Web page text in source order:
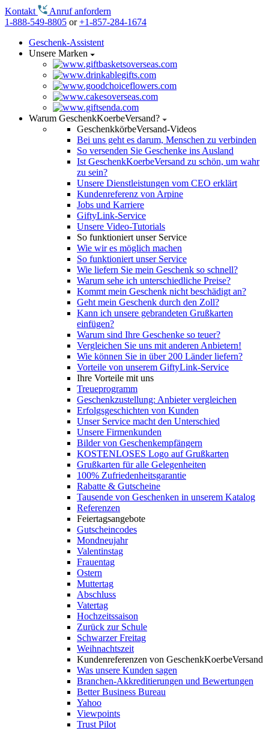
Kontakt
Anruf anfordern
1-888-549-8805 or+1-857-284-1674
Geschenk-Assistent
Unsere Marken
Warum GeschenkKoerbeVersand?
GeschenkkörbeVersand-Videos
Bei uns geht es darum, Menschen zu verbinden
So versenden Sie Geschenke ins Ausland
Ist GeschenkKoerbeVersand zu schön, um wahr
zu sein?
Unsere Dienstleistungen vom CEO erklärt
Kundenreferenz von Arpine
Jobs und Karriere
GiftyLink-Service
Unsere Video-Tutorials
So funktioniert unser Service
Wie wir es möglich machen
So funktioniert unser Service
Wie liefern Sie mein Geschenk so schnell?
Warum sehe ich unterschiedliche Preise?
Kommt mein Geschenk nicht beschädigt an?
Geht mein Geschenk durch den Zoll?
Kann ich unsere gebrandeten Grußkarten
einfügen?
Warum sind Ihre Geschenke so teuer?
Vergleichen Sie uns mit anderen Anbietern!
Wie können Sie in über 200 Länder liefern?
Vorteile von unserem GiftyLink-Service
Ihre Vorteile mit uns
Treueprogramm
Geschenkzustellung: Anbieter vergleichen
Erfolgsgeschichten von Kunden
Unser Service macht den Unterschied
Unsere Firmenkunden
Bilder von Geschenkempfängern
KOSTENLOSES Logo auf Grußkarten
Grußkarten für alle Gelegenheiten
100% Zufriedenheitsgarantie
Rabatte & Gutscheine
Tausende von Geschenken in unserem Katalog
Referenzen
Feiertagsangebote
Gutscheincodes
Mondneujahr
Valentinstag
Frauentag
Ostern
Muttertag
Abschluss
Vatertag
Hochzeitssaison
Zurück zur Schule
Schwarzer Freitag
Weihnachtszeit
Kundenreferenzen von GeschenkKoerbeVersand
Was unsere Kunden sagen
Branchen-Akkreditierungen und Bewertungen
Better Business Bureau
Yahoo
Viewpoints
Trust Pilot